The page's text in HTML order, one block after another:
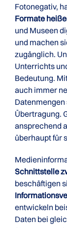
Fotonegativ,
Formate
und Museen
und machen
zugänglich.
Unterrichts
Bedeutung.
auch immer
Übertragung.
ansprechend
überhaupt für
Schnittstelle
beschäftigen
entwickeln
Daten bei